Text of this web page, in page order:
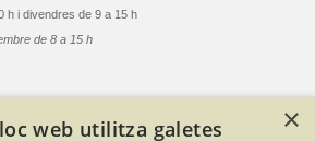
h i divendres de 9 a 15 h
de 8 a 15 h
×
web utilitza galetes